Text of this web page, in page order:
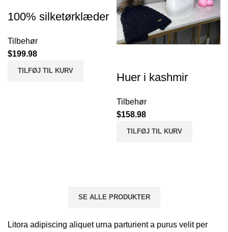
100% silketørklæder
Tilbehør
$199.98
TILFØJ TIL KURV
Huer i kashmir
Tilbehør
$158.98
TILFØJ TIL KURV
SE ALLE PRODUKTER
Litora adipiscing aliquet urna parturient a purus velit per